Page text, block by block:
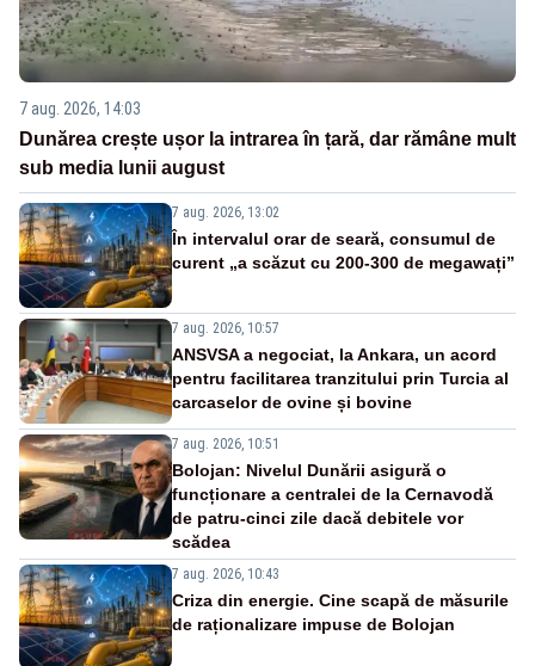
7 aug. 2026, 14:03
Dunărea crește ușor la intrarea în țară, dar rămâne mult
sub media lunii august
7 aug. 2026, 13:02
În intervalul orar de seară, consumul de
curent „a scăzut cu 200-300 de megawați”
7 aug. 2026, 10:57
ANSVSA a negociat, la Ankara, un acord
pentru facilitarea tranzitului prin Turcia al
carcaselor de ovine și bovine
7 aug. 2026, 10:51
Bolojan: Nivelul Dunării asigură o
funcționare a centralei de la Cernavodă
de patru-cinci zile dacă debitele vor
scădea
7 aug. 2026, 10:43
Criza din energie. Cine scapă de măsurile
de raționalizare impuse de Bolojan